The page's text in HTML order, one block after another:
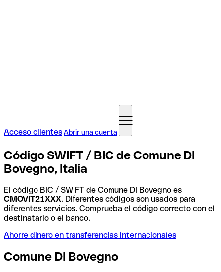
Acceso clientesAbrir una cuenta
Código SWIFT / BIC de Comune DI
Bovegno, Italia
El código BIC / SWIFT de Comune DI Bovegno es
CMOVIT21XXX. Diferentes códigos son usados para
diferentes servicios. Comprueba el código correcto con el
destinatario o el banco.
Ahorre dinero en transferencias internacionales
Comune DI Bovegno